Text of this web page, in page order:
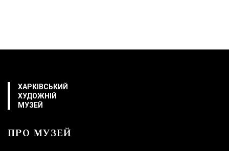
ХАРКІВСЬКИЙ
ХУДОЖНІЙ
МУЗЕЙ
ПРО МУЗЕЙ